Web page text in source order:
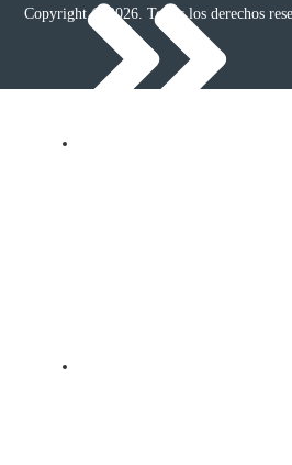
Copyright © 2026. Todos los derechos